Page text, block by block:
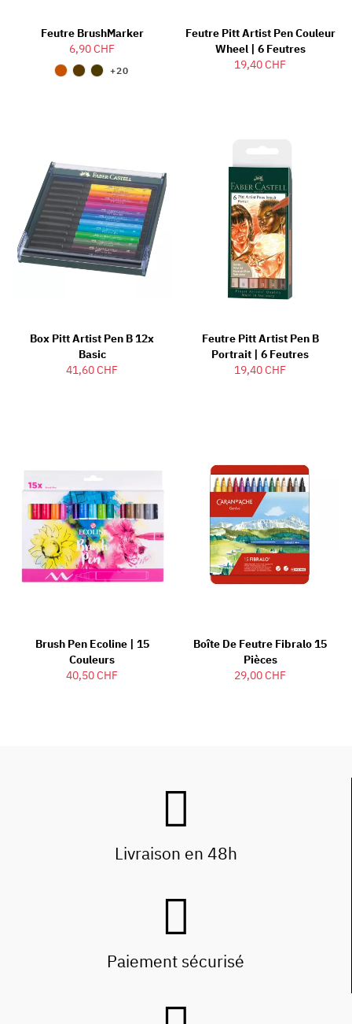
Feutre BrushMarker
6,90 CHF
+20
Feutre Pitt Artist Pen Couleur
Wheel | 6 Feutres
19,40 CHF
Box Pitt Artist Pen B 12x
Basic
41,60 CHF
Feutre Pitt Artist Pen B
Portrait | 6 Feutres
19,40 CHF
Brush Pen Ecoline | 15
Couleurs
40,50 CHF
Boîte De Feutre Fibralo 15
Pièces
29,00 CHF
Livraison en 48h
Paiement sécurisé